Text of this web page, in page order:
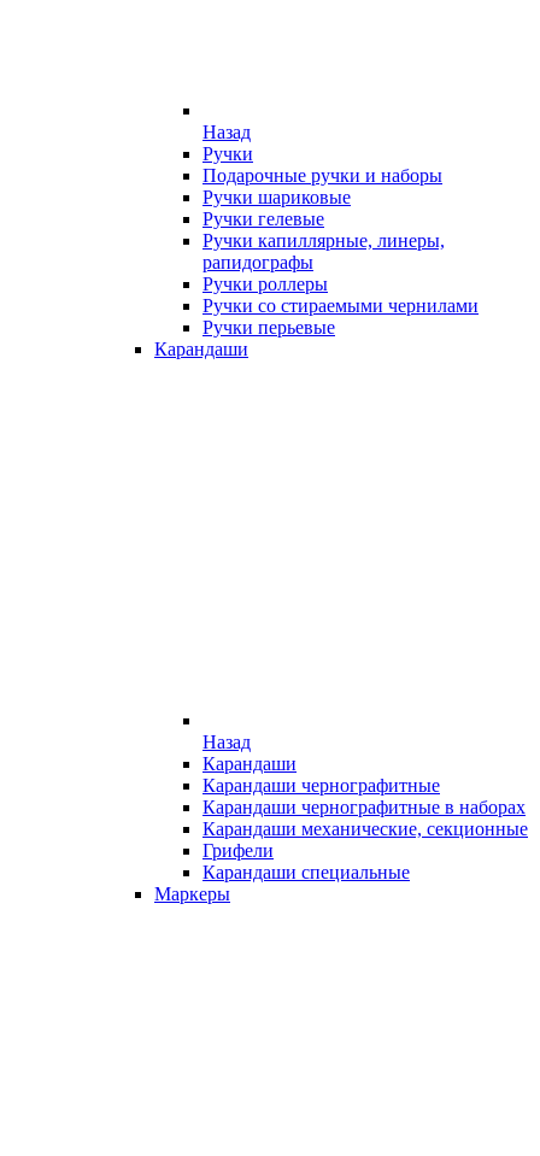
Назад
Ручки
Подарочные ручки и наборы
Ручки шариковые
Ручки гелевые
Ручки капиллярные, линеры,
рапидографы
Ручки роллеры
Ручки со стираемыми чернилами
Ручки перьевые
Карандаши
Назад
Карандаши
Карандаши чернографитные
Карандаши чернографитные в наборах
Карандаши механические, секционные
Грифели
Карандаши специальные
Маркеры